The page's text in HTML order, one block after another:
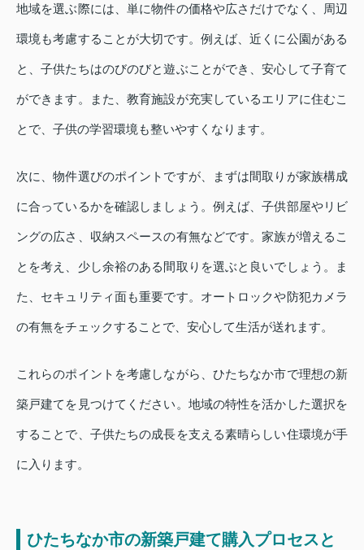
地域を選ぶ際には、単に物件の価格や広さだけでなく、周辺
環境も考慮することが大切です。例えば、近くに公園がある
と、子供たちはのびのびと遊ぶことができ、安心して子育て
ができます。また、教育施設が充実しているエリアに住むこ
とで、子供の学習環境も整いやすくなります。
次に、物件選びのポイントですが、まずは間取りが家族構成
に合っているかを確認しましょう。例えば、子供部屋やリビ
ングの広さ、収納スペースの有無などです。家族が増えるこ
とを考え、少し余裕のある間取りを選ぶと良いでしょう。ま
た、セキュリティ面も重要です。オートロックや防犯カメラ
の有無をチェックすることで、安心して生活が送れます。
これらのポイントを考慮しながら、ひたちなか市で理想の新
築戸建てを見つけてください。地域の特性を活かした選択を
することで、子供たちの成長を支える素晴らしい住環境が手
に入ります。
ひたちなか市の新築戸建て購入プロセスと